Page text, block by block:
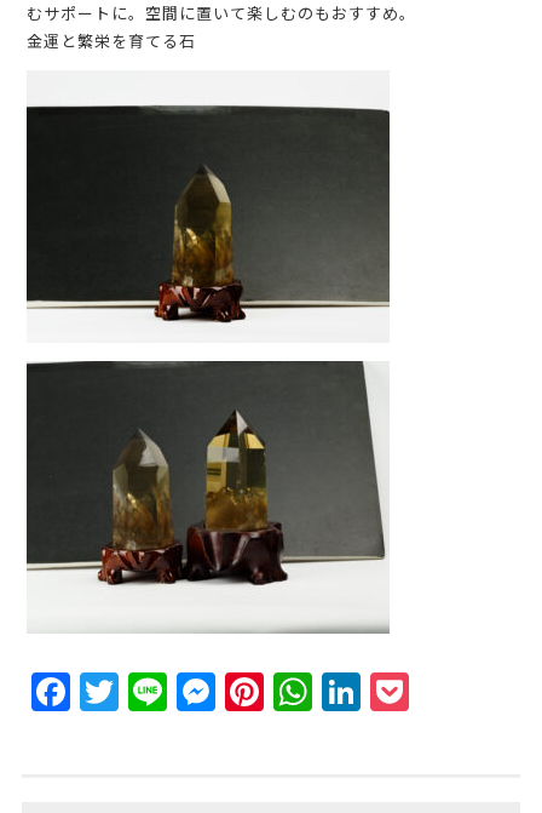
むサポートに。空間に置いて楽しむのもおすすめ。
金運と繁栄を育てる石
FacebookTwitterLine MessengerPinterestWhatsAppLinkedIn